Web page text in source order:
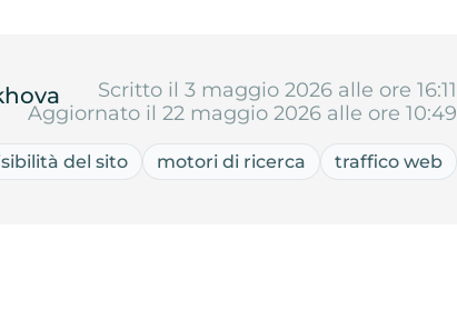
Scritto il 3 maggio 2026 alle ore 16:11
Aggiornato il 22 maggio 2026 alle ore 10:49
del sito motori di ricerca traffico web